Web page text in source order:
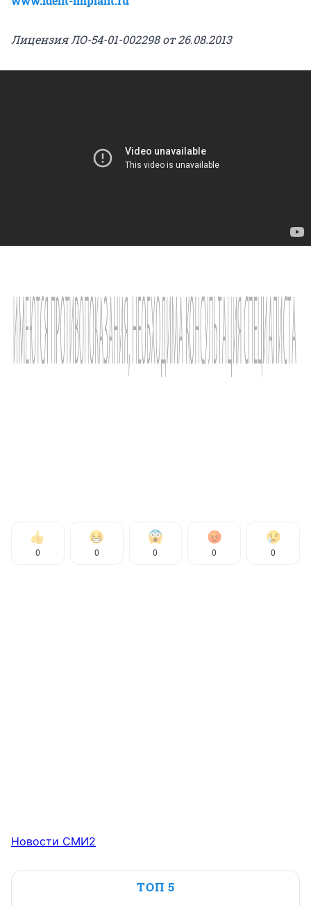
Лицензия ЛО-54-01-002298 от 26.08.2013
0 0 0 0 0
Новости СМИ2
ТОП 5